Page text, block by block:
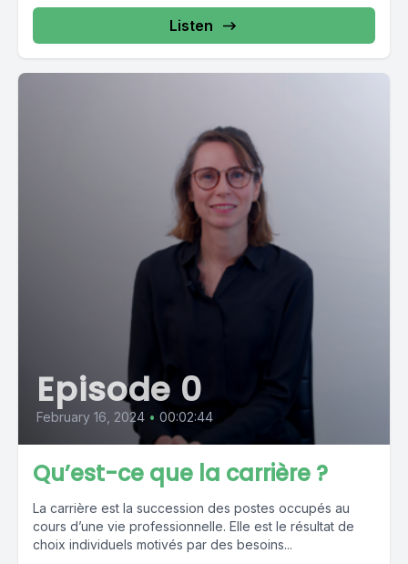
Listen
Episode 0
February 16, 2024 • 00:02:44
Qu’est-ce que la carrière ?
La carrière est la succession des postes occupés au
cours d’une vie professionnelle. Elle est le résultat de
choix individuels motivés par des besoins...